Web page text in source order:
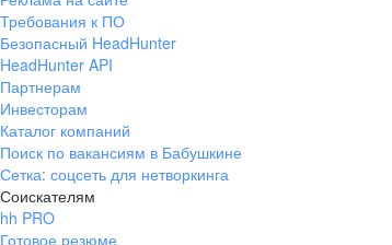
Требования к ПО
Безопасный HeadHunter
HeadHunter API
Партнерам
Инвесторам
Каталог компаний
Поиск по вакансиям в Бабушкине
Сетка: соцсеть для нетворкинга
Соискателям
hh PRO
Готовое резюме